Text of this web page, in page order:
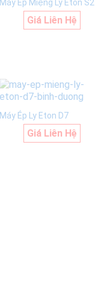
Máy Ép Miệng Ly Eton S2
Giá Liên Hệ
Máy Ép Ly Eton D7
Giá Liên Hệ